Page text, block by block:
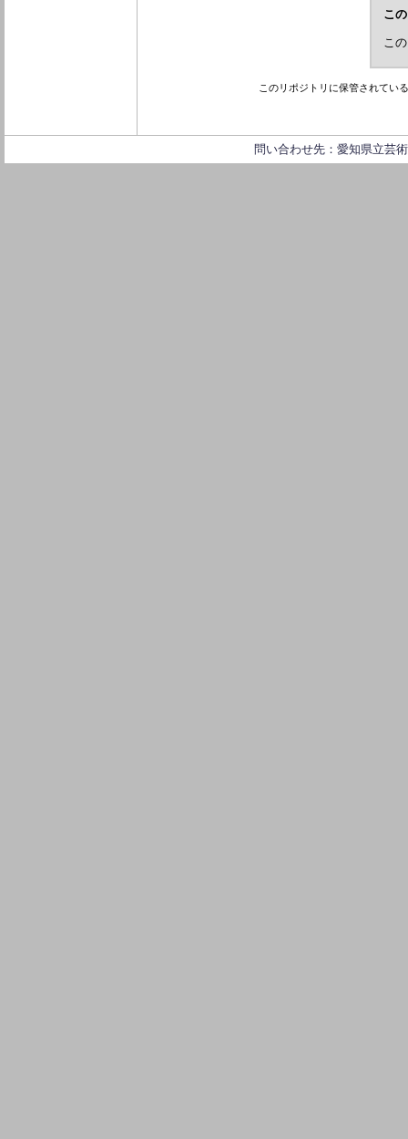
こ
こ
このリポジトリに保管されてい
問い合わせ先：愛知県立芸